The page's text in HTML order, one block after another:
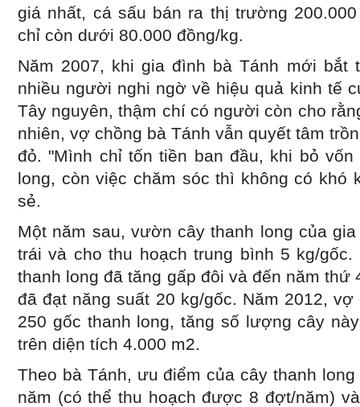
giá nhất, cá sấu bán ra thị trường
chỉ còn dưới 80.000 đồng/kg.
Năm 2007, khi gia đình bà Tánh mới bắt
nhiều người nghi ngờ về hiệu quả kinh tế
Tây nguyên, thậm chí có người còn cho
nhiên, vợ chồng bà Tánh vẫn quyết tâm
đỏ. "Mình chỉ tốn tiền ban đầu, khi bỏ
long, còn việc chăm sóc thì không có khó
sẻ.
Một năm sau, vườn cây thanh long của
trái và cho thu hoạch trung bình 5 kg/
thanh long đã tăng gấp đôi và đến năm thứ
đã đạt năng suất 20 kg/gốc. Năm 2012,
250 gốc thanh long, tăng số lượng cây
trên diện tích 4.000 m2.
Theo bà Tánh, ưu điểm của cây thanh
năm (có thể thu hoạch được 8 đợt/năm)